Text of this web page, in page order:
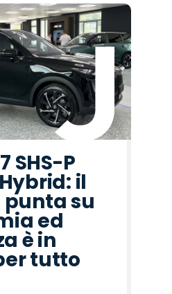
SHS-P
il
punta su
ed
è in
tutto